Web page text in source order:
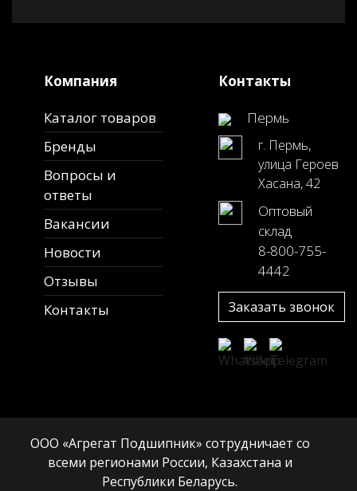
Компания
Каталог товаров
Бренды
Вопросы и
ответы
Вакансии
Новости
Отзывы
Контакты
Контакты
Пермь
г. Пермь,
улица Героев
Хасана, 42
Оптовый
склад
8-800-755-
4442
Заказать звонок
ООО «Агрегат Подшипник» сотрудничает со
всеми регионами России, Казахстана и
Республики Беларусь.